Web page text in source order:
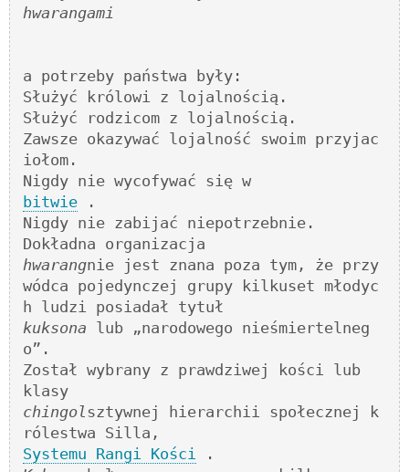
hwarangami
a potrzeby państwa były:
Służyć królowi z lojalnością.
Służyć rodzicom z lojalnością.
Zawsze okazywać lojalność swoim przyjac
iołom.
bitwie .
Nigdy nie zabijać niepotrzebnie.
hwarangnie jest znana poza tym, że przy
wódca pojedynczej grupy kilkuset młodyc
kuksona lub „narodowego nieśmiertelneg
o”.
Został wybrany z prawdziwej kości lub
chingolsztywnej hierarchii społecznej k
Systemu Rangi Kości